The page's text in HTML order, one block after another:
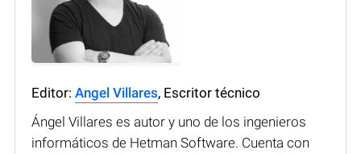
Editor: Angel Villares, Escritor técnico
Ángel Villares es autor y uno de los ingenieros
informáticos de Hetman Software. Cuenta con